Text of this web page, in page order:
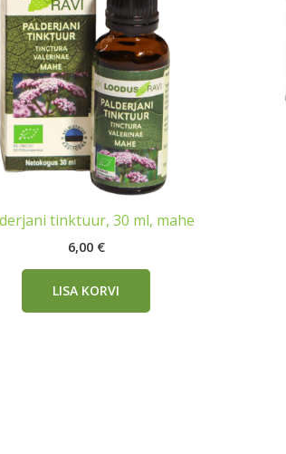
tinktuur, 30 ml, mahe
6,00 €
LISA KORVI